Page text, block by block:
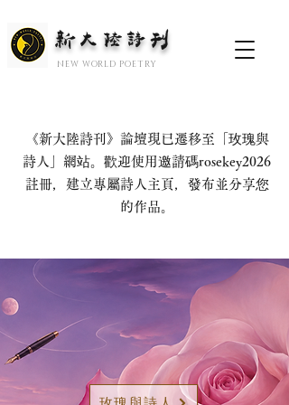
新大陆诗刊
​NEW WORLD POETRY
《新大陸詩刊》論壇現已遷移至「玫瑰與
詩人」網站。歡迎使用邀請碼rosekey2026
註冊，建立專屬詩人主頁，發布並分享您
的作品。